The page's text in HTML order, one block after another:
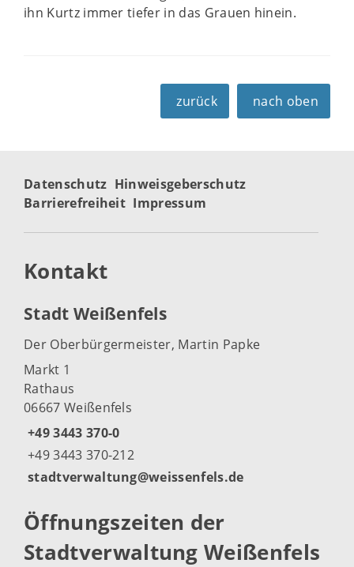
ihn Kurtz immer tiefer in das Grauen hinein.
zurück nach oben
Datenschutz Hinweisgeberschutz
Barrierefreiheit Impressum
Kontakt
Stadt Weißenfels
Der Oberbürgermeister, Martin Papke
Markt 1
Rathaus
06667 Weißenfels
+49 3443 370-0
+49 3443 370-212
stadtverwaltung@weissenfels.de
Öffnungszeiten der
Stadtverwaltung Weißenfels